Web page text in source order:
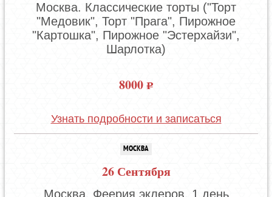
Москва. Классические торты ("Торт
"Медовик", Торт "Прага", Пирожное
"Картошка", Пирожное "Эстерхайзи",
Шарлотка)
8000
Узнать подробности и записаться
МОСКВА
26 Сентября
Москва. Феерия эклеров. 1 день